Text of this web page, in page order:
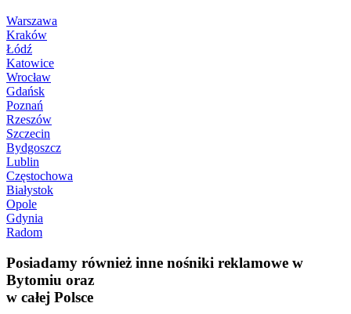
Warszawa
Kraków
Łódź
Katowice
Wrocław
Gdańsk
Poznań
Rzeszów
Szczecin
Bydgoszcz
Lublin
Częstochowa
Białystok
Opole
Gdynia
Radom
Posiadamy również inne nośniki reklamowe w
Bytomiu oraz
w całej Polsce